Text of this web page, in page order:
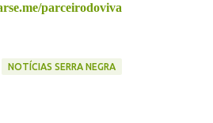
parceirodoviva
NOTÍCIAS SERRA NEGRA